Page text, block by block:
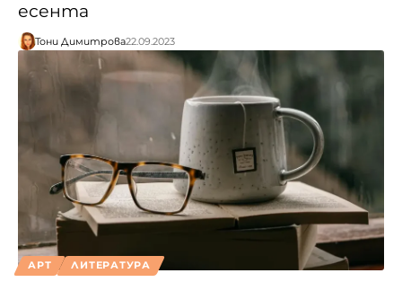
есента
Тони Димитрова22.09.2023
АРТ ЛИТЕРАТУРА